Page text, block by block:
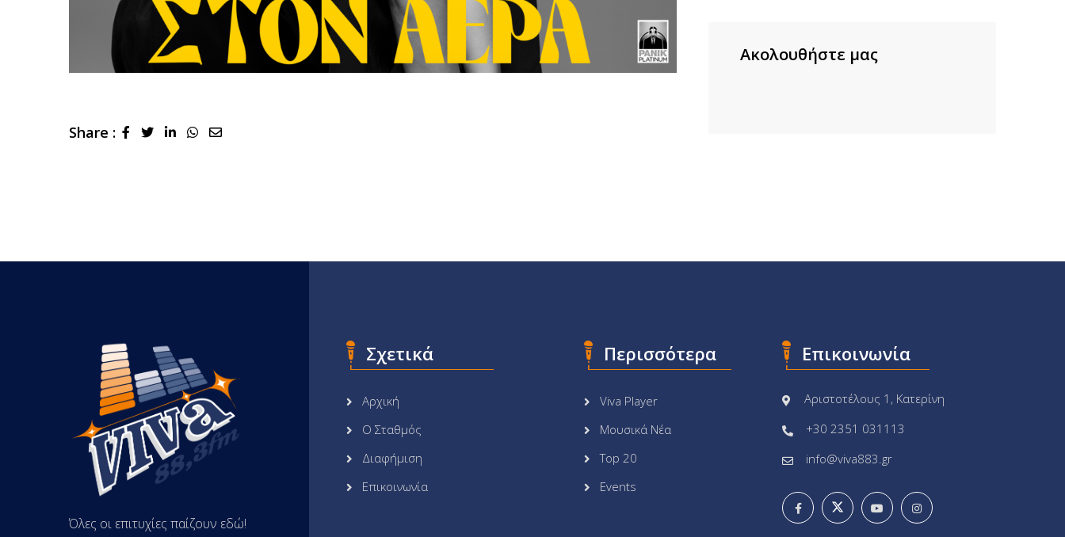
Share : LinkedInWhatsapp
Share
Ακολουθήστε μας
Όλες οι επιτυχίες παίζουν εδώ!
Σχετικά
Αρχική
Ο Σταθμός
Διαφήμιση
Επικοινωνία
Περισσότερα
Viva Player
Μουσικά Νέα
Top 20
Events
Επικοινωνία
Αριστοτέλους 1, Κατερίνη
+30 2351 031113
info@viva883.gr